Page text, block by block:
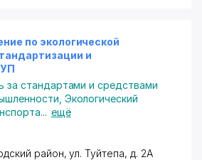
по экологической
и
за стандартами и средствами
Экологический
... ещё
район,ул. Туйтепа, д. 2А